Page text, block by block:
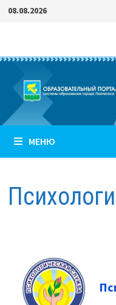
Перейти
08.08.2026
МЕНЮ